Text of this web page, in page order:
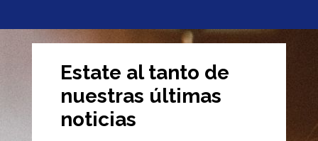
Estate al tanto de
nuestras últimas
noticias